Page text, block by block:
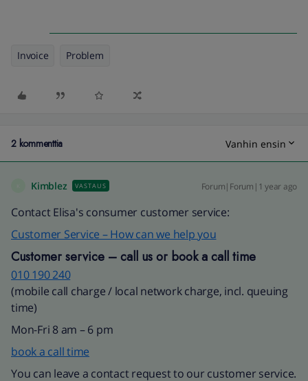
Invoice Problem
2 kommenttia Vanhin ensin
Kimblez VASTAUS Forum|Forum|1 year ago
Contact Elisa's consumer customer service:
Customer Service – How can we help you
Customer service – call us or book a call time
010 190 240​
(mobile call charge / local network charge, incl. queuing
time)​
Mon-Fri 8 am –6 pm
book a call time
You can leave a contact request to our customer service.